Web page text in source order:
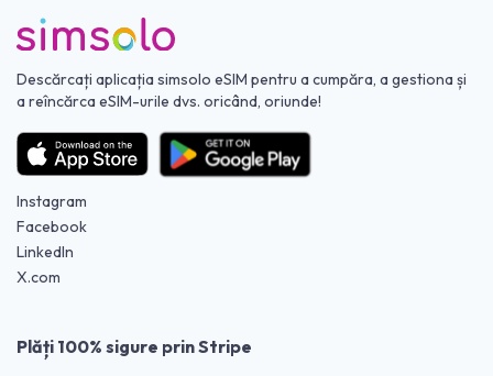
Descărcați aplicația simsolo eSIM pentru a cumpăra, a gestiona și
a reîncărca eSIM-urile dvs. oricând, oriunde!
Instagram
Facebook
LinkedIn
X.com
Plăți 100% sigure prin Stripe